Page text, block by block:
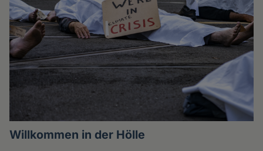
Willkommen in der Hölle